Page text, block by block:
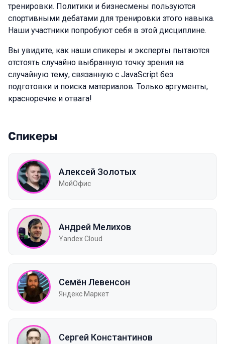
тренировки. Политики и бизнесмены пользуются
спортивными дебатами для тренировки этого навыка.
Наши участники попробуют себя в этой дисциплине.
Вы увидите, как наши спикеры и эксперты пытаются
отстоять случайно выбранную точку зрения на
случайную тему, связанную с JavaScript без
подготовки и поиска материалов. Только аргументы,
красноречие и отвага!
Спикеры
Алексей Золотых
МойОфис
Андрей Мелихов
Yandex Cloud
Семён Левенсон
Яндекс Маркет
Сергей Константинов